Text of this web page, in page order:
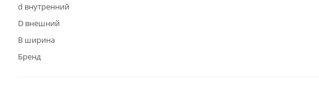
d внутренний
D внешний
B ширина
Бренд